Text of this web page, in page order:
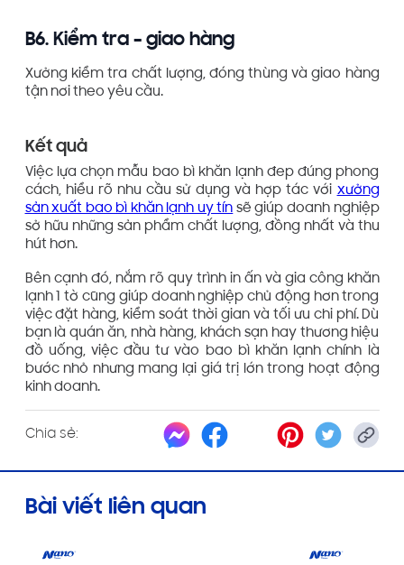
B6. Kiểm tra – giao hàng
Xưởng kiểm tra chất lượng, đóng thùng và giao hàng
tận nơi theo yêu cầu.
Kết quả
Việc lựa chọn mẫu bao bì khăn lạnh đep đúng phong
cách, hiểu rõ nhu cầu sử dụng và hợp tác với xưởng
sản xuất bao bì khăn lạnh uy tín sẽ giúp doanh nghiệp
sở hữu những sản phẩm chất lượng, đồng nhất và thu
hút hơn.
Bên cạnh đó, nắm rõ quy trình in ấn và gia công khăn
lạnh 1 tờ cũng giúp doanh nghiệp chủ động hơn trong
việc đặt hàng, kiểm soát thời gian và tối ưu chi phí. Dù
bạn là quán ăn, nhà hàng, khách sạn hay thương hiệu
đồ uống, việc đầu tư vào bao bì khăn lạnh chính là
bước nhỏ nhưng mang lại giá trị lớn trong hoạt động
kinh doanh.
Chia sẻ:
Bài viết liên quan